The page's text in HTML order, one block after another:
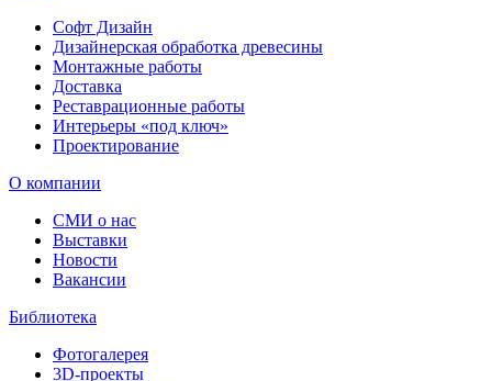
Софт Дизайн
Дизайнерская обработка древесины
Монтажные работы
Доставка
Реставрационные работы
Интерьеры «под ключ»
Проектирование
О компании
СМИ о нас
Выставки
Новости
Вакансии
Библиотека
Фотогалерея
3D-проекты